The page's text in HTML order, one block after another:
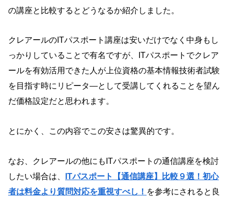
の講座と比較するとどうなるか紹介しました。
クレアールのITパスポート講座は安いだけでなく中身もし
っかりしていることで有名ですが、ITパスポートでクレア
ールを有効活用できた人が上位資格の基本情報技術者試験
を目指す時にリピータ―として受講してくれることを望ん
だ価格設定だと思われます。
とにかく、この内容でこの安さは驚異的です。
なお、クレアールの他にもITパスポートの通信講座を検討
したい場合は、
ITパスポート【通信講座】比較９選！初心
者は料金より質問対応を重視すべし！ を参考にされると良